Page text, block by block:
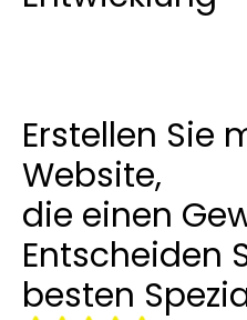
Erstellen Sie
Website,
die einen
Entscheiden
besten